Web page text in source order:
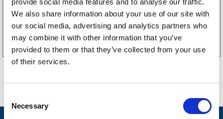
provide social media features and to analyse our traffic.
We also share information about your use of our site with
our social media, advertising and analytics partners who
may combine it with other information that you’ve
provided to them or that they’ve collected from your use
of their services.
o
Necessary
Köp online